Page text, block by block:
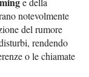
notevolmente
del rumore
rendendo
o le chiamate